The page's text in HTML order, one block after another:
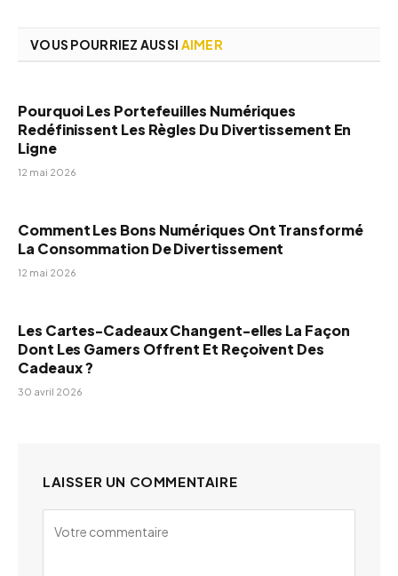
VOUS POURRIEZ AUSSI AIMER
Pourquoi Les Portefeuilles Numériques
Redéfinissent Les Règles Du Divertissement En
Ligne
12 mai 2026
Comment Les Bons Numériques Ont Transformé
La Consommation De Divertissement
12 mai 2026
Les Cartes-Cadeaux Changent-elles La Façon
Dont Les Gamers Offrent Et Reçoivent Des
Cadeaux ?
30 avril 2026
LAISSER UN COMMENTAIRE